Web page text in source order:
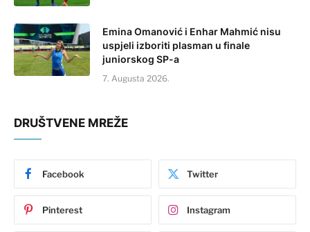
Emina Omanović i Enhar Mahmić nisu
uspjeli izboriti plasman u finale
juniorskog SP-a
7. Augusta 2026.
DRUŠTVENE MREŽE
Facebook Twitter
Pinterest Instagram